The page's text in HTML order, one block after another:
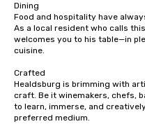
Dining
Food and hospitality have
As a local resident who calls
welcomes you to his table—in
cuisine.
Crafted
Healdsburg is brimming with
craft. Be it winemakers, chefs,
to learn, immerse, and
preferred medium.